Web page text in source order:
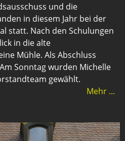
und die
in diesem Jahr bei der
statt. Nach den Schulungen
in die alte
Mühle. Als Abschluss
Sonntag wurden Michelle
gewählt.
Mehr ...